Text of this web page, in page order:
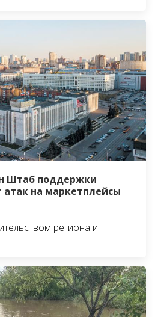
Штаб поддержки
атак на маркетплейсы
региона и